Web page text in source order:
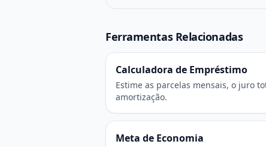
Ferramentas Relacionadas
Calculadora de Empréstimo
Estime as parcelas mensais, o juro
amortização.
Meta de Economia